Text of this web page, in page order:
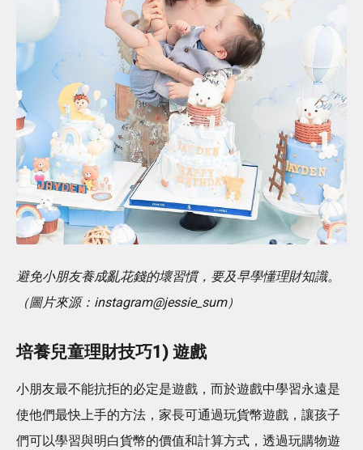
避免小朋友養成亂花錢的壞習慣，要及早學懂理財知識。
（圖片來源：instagram@jessie_sum）
培養兒童理財技巧1) 遊戲
小朋友最不能抗拒的必定是遊戲，而於遊戲中學習永遠是
使他們最快上手的方法，家長可通過玩貨幣遊戲，讓孩子
們可以學習與明白貨幣的價值和計算方式，透過玩購物遊